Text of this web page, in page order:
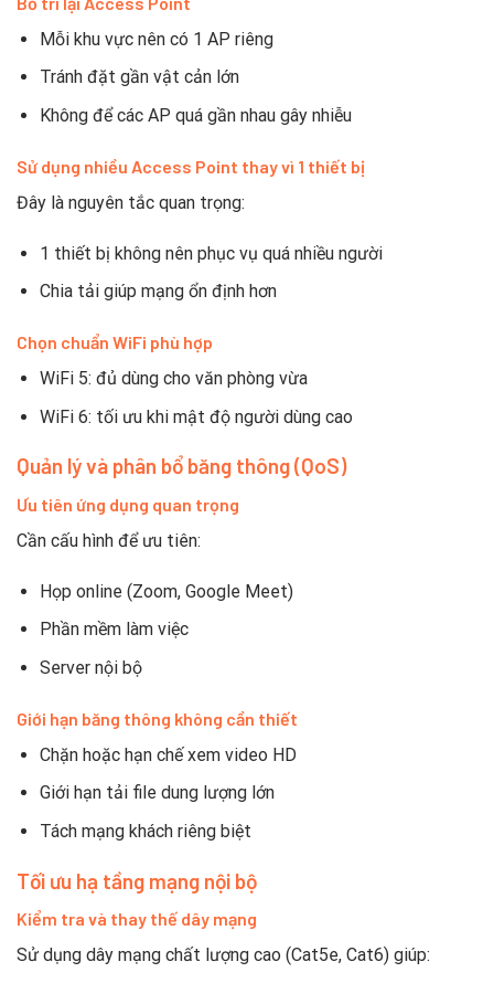
Mỗi khu vực nên có 1 AP riêng
Tránh đặt gần vật cản lớn
Không để các AP quá gần nhau gây nhiễu
Sử dụng nhiều Access Point thay vì 1 thiết bị
Đây là nguyên tắc quan trọng:
1 thiết bị không nên phục vụ quá nhiều người
Chia tải giúp mạng ổn định hơn
Chọn chuẩn WiFi phù hợp
WiFi 5: đủ dùng cho văn phòng vừa
WiFi 6: tối ưu khi mật độ người dùng cao
Quản lý và phân bổ băng thông (QoS)
Ưu tiên ứng dụng quan trọng
Cần cấu hình để ưu tiên:
Họp online (Zoom, Google Meet)
Phần mềm làm việc
Server nội bộ
Giới hạn băng thông không cần thiết
Chặn hoặc hạn chế xem video HD
Giới hạn tải file dung lượng lớn
Tách mạng khách riêng biệt
Tối ưu hạ tầng mạng nội bộ
Kiểm tra và thay thế dây mạng
Sử dụng dây mạng chất lượng cao (Cat5e, Cat6) giúp: